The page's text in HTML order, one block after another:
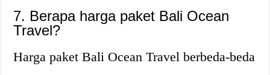
7. Berapa harga paket Bali Ocean
Travel?
Harga paket Bali Ocean Travel berbeda-beda